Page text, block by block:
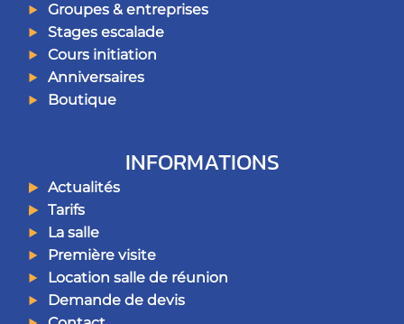
Groupes & entreprises
Stages escalade
Cours initiation
Anniversaires
Boutique
INFORMATIONS
Actualités
Tarifs
La salle
Première visite
Location salle de réunion
Demande de devis